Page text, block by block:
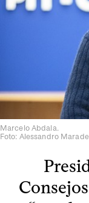
Marcelo Abdala.
Foto: Alessandro